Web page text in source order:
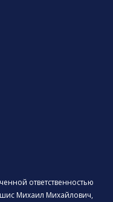
ответственностью
Михаил Михайлович,